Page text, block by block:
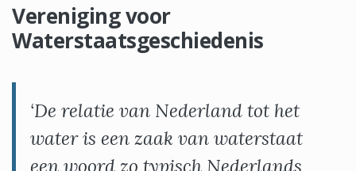
Vereniging voor
Waterstaatsgeschiedenis
‘De relatie van Nederland tot het
water is een zaak vanwaterstaat
een woord zo typisch Nederlands